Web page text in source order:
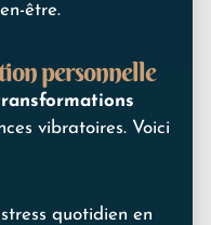
être.
personnelle
vibratoires. Voici
quotidien en